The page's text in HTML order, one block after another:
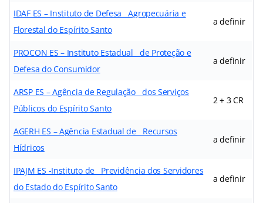
IDAF ES – Instituto de Defesa Agropecuária e
Florestal do Espírito Santo
a definir
PROCON ES – Instituto Estadual de Proteção e
Defesa do Consumidor
a definir
ARSP ES – Agência de Regulação dos Serviços
Públicos do Espírito Santo
2 + 3 CR
AGERH ES – Agência Estadual de Recursos
Hídricos
a definir
IPAJM ES -Instituto de Previdência dos Servidores
do Estado do Espírito Santo
a definir